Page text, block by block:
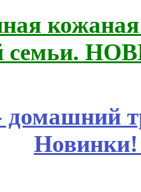
семьи.
домашний